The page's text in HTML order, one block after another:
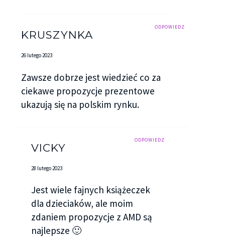
ODPOWIEDZ
KRUSZYNKA
26 lutego 2023
Zawsze dobrze jest wiedzieć co za
ciekawe propozycje prezentowe
ukazują się na polskim rynku.
ODPOWIEDZ
VICKY
28 lutego 2023
Jest wiele fajnych książeczek
dla dzieciaków, ale moim
zdaniem propozycje z AMD są
najlepsze 🙂